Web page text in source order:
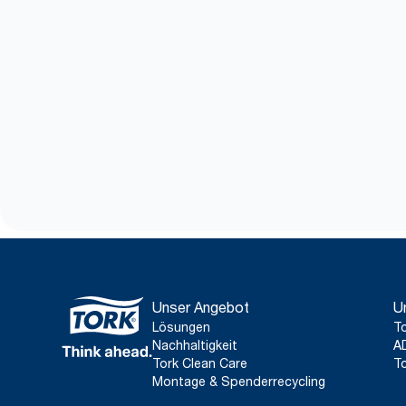
Unser Angebot
Lösungen
Nachhaltigkeit
Tork Clean Care
Montage & Spenderrecycling